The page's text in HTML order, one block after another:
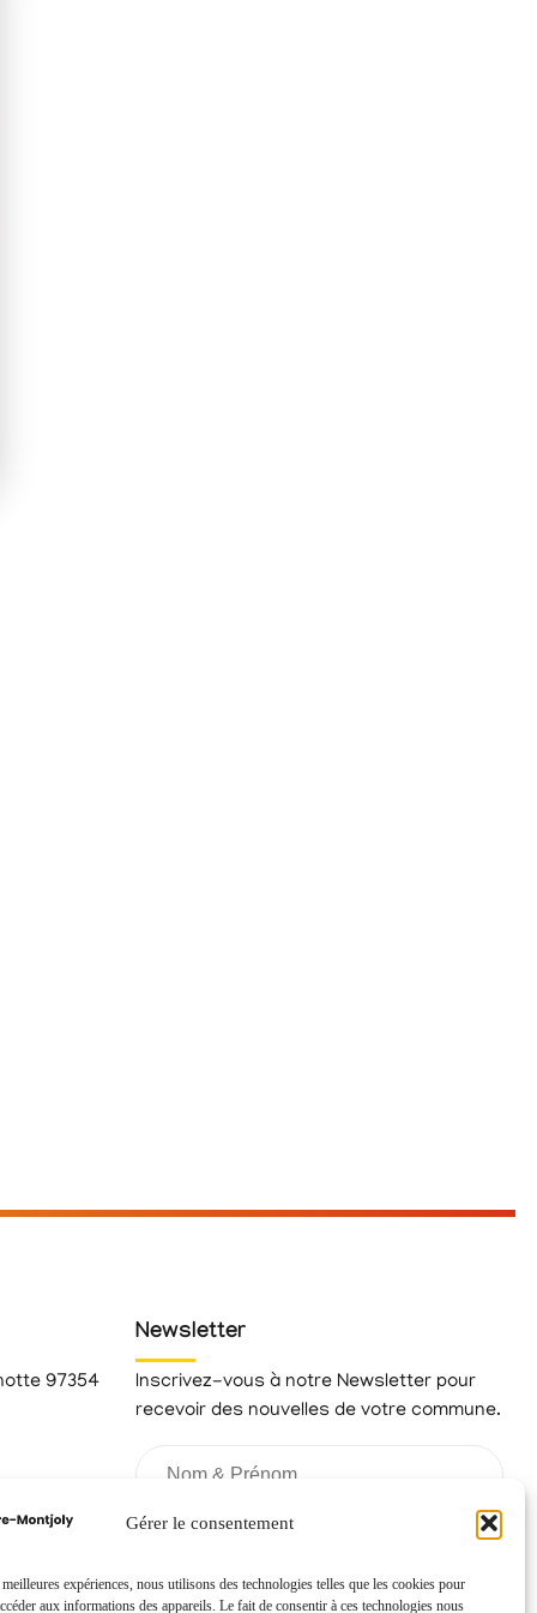
Gérer le consentement
expériences, nous utilisons des technologies telles que les cookies pour
aux informations des appareils. Le fait de consentir à ces technologies nous
97354
Newsletter
Inscrivez-vous à notre Newsletter pour
recevoir des nouvelles de votre commune.